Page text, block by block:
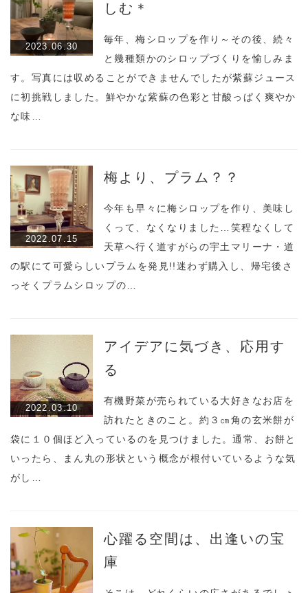
2023.06.30
しむ＊
毎年、梅シロップを作り～その後、続々
と幾種類かのシロップづくりを愉しみま
す。写真には収めることができませんでしたが紫蘇ジュース
に初挑戦しました。鮮やかな紫蘇の色彩と甘酸っぱく爽やか
な味…
2022.07.15
梅より、プラム？？
今年も早々に梅シロップを作り、美味し
くって、なくなりました…笑程なくして
天草へ行く道すがらの宇土マリーナ・道
の駅にて可愛らしいプラムを発見!!迷わず購入し、帰宅後さ
っそくプラムシロップの…
2022.03.10
アイデアに気づき、応用す
る
有機野菜が売られている大好きなお店を
訪れたときのこと。約３㎝角の玄米餅が
袋に１０個ほど入っているのを見つけました。通常、お餅と
いったら、まん丸の形状という概念が根付いているような気
がし…
心躍る空間は、出逢いの宝
庫